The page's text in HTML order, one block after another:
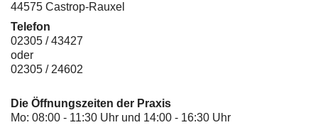
44575 Castrop-Rauxel
Telefon
02305 / 43427
oder
02305 / 24602
Die Öffnungszeiten der Praxis
Mo: 08:00 - 11:30 Uhr und 14:00 - 16:30 Uhr